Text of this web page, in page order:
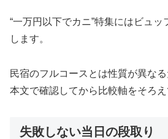
“一万円以下でカニ”特集にはビュ
します。
民宿のフルコースとは性質が異な
本文で確認してから比較軸をそろえ
失敗しない当日の段取り